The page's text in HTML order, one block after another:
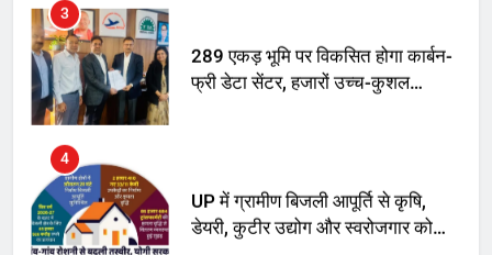
3
289 एकड़ भूमि पर विकसित होगा कार्बन-
फ्री डेटा सेंटर, हजारों उच्च-कुशल
4
UP में ग्रामीण बिजली आपूर्ति से कृषि,
डेयरी, कुटीर उद्योग और स्वरोजगार को